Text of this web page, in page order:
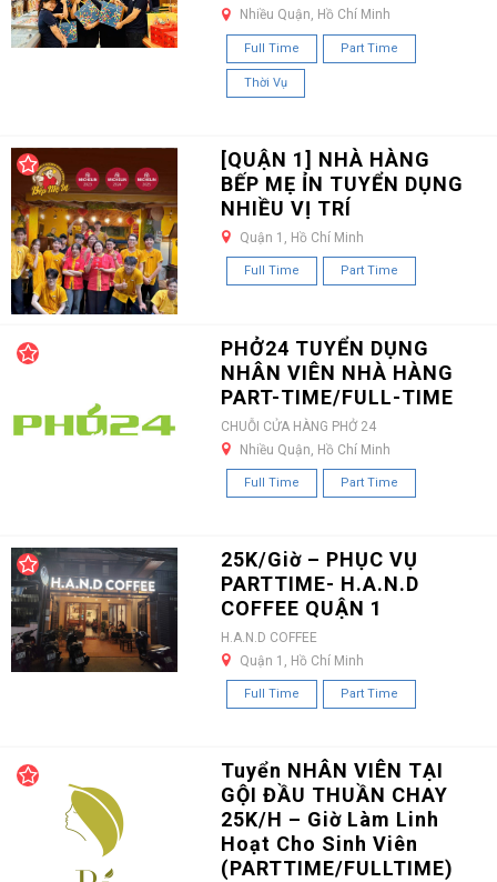
Nhiều Quận, Hồ Chí Minh
Full Time Part Time
Thời Vụ
[QUẬN 1] NHÀ HÀNG
BẾP MẸ ỈN TUYỂN DỤNG
NHIỀU VỊ TRÍ
Quận 1, Hồ Chí Minh
Full Time Part Time
PHỞ24 TUYỂN DỤNG
NHÂN VIÊN NHÀ HÀNG
PART-TIME/FULL-TIME
CHUỖI CỬA HÀNG PHỞ 24
Nhiều Quận, Hồ Chí Minh
Full Time Part Time
25K/Giờ – PHỤC VỤ
PARTTIME- H.A.N.D
COFFEE QUẬN 1
H.A.N.D COFFEE
Quận 1, Hồ Chí Minh
Full Time Part Time
Tuyển NHÂN VIÊN TẠI
GỘI ĐẦU THUẦN CHAY
25K/H – Giờ Làm Linh
Hoạt Cho Sinh Viên
(PARTTIME/FULLTIME)